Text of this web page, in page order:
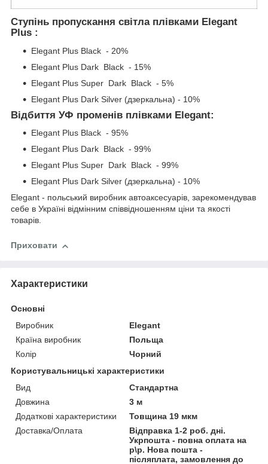
Ступінь пропускання світла плівками Elegant
Plus :
Elegant Plus Black - 20%
Elegant Plus Dark Black - 15%
Elegant Plus Super Dark Black - 5%
Elegant Plus Dark Silver (дзеркальна) - 10%
Відбиття УФ променів плівками Elegant:
Elegant Plus Black - 95%
Elegant Plus Dark Black - 99%
Elegant Plus Super Dark Black - 99%
Elegant Plus Dark Silver (дзеркальна) - 10%
Elegant - польський виробник автоаксесуарів, зарекомендував
себе в Україні відмінним співвідношенням ціни та якості
товарів.
Приховати
Характеристики
Основні
Виробник
Elegant
Країна виробник
Польща
Колір
Чорний
Користувальницькі характеристики
Вид
Стандартна
Довжина
3 м
Додаткові характеристики
Товщина 19 мкм
Доставка/Оплата
Відправка 1-2 роб. дні.
Укрпошта - повна оплата на
р\р. Нова пошта -
післяплата, замовлення до